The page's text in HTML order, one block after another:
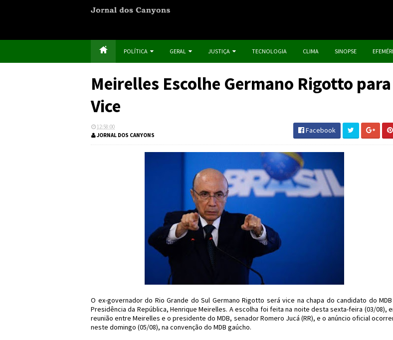
POLÍTICA GERAL JUSTIÇA TECNOLOGIA CLIMA SINOPSE
Meirelles Escolhe Germano Rigotto para
Vice
12:58:00
JORNAL DOS CANYONS
Facebook
O ex-governador do Rio Grande do Sul Germano Rigotto será vice na chapa do candidato do
Presidência da República, Henrique Meirelles. A escolha foi feita na noite desta sexta-feira (03/08),
reunião entre Meirelles e o presidente do MDB, senador Romero Jucá (RR), e o anúncio oficial
neste domingo (05/08), na convenção do MDB gaúcho.